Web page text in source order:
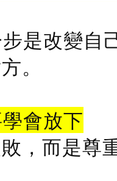
是改變自
。
會放下
，而是尊